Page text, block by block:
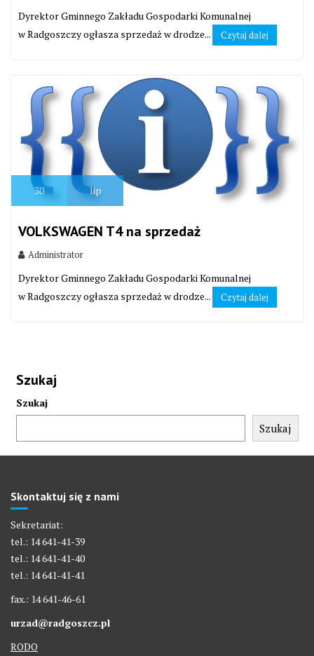
Dyrektor Gminnego Zakładu Gospodarki Komunalnej
w Radgoszczy ogłasza sprzedaż w drodze...
Czytaj dalej
30 lip
VOLKSWAGEN T4 na sprzedaż
Administrator
Dyrektor Gminnego Zakładu Gospodarki Komunalnej
w Radgoszczy ogłasza sprzedaż w drodze...
Czytaj dalej
Szukaj
Szukaj
Szukaj
Skontaktuj się z nami
Sekretariat:
tel.: 14 641-41-39
tel.: 14 641-41-40
tel.: 14 641-41-41
fax.: 14 641-46-61
urzad@radgoszcz.pl
RODO